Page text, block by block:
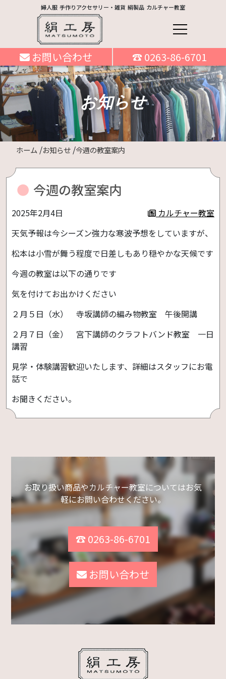
婦人服 手作りアクセサリー・雑貨 絹製品 カルチャー教室
お問い合わせ ☎ 0263-86-6701
お知らせ
ホーム お知らせ 今週の教室案内
今週の教室案内
2025年2月4日
カルチャー教室
天気予報は今シーズン強力な寒波予想をしていますが、
松本は小雪が舞う程度で日差しもあり穏やかな天候です
今週の教室は以下の通りです
気を付けてお出かけください
２月５日（水） 寺坂講師の編み物教室 午後開講
２月７日（金） 宮下講師のクラフトバンド教室 一日
講習
見学・体験講習歓迎いたします、詳細はスタッフにお電
話で
お聞きください。
お取り扱い商品やカルチャー教室についてはお気
軽にお問い合わせください。
☎ 0263-86-6701
お問い合わせ